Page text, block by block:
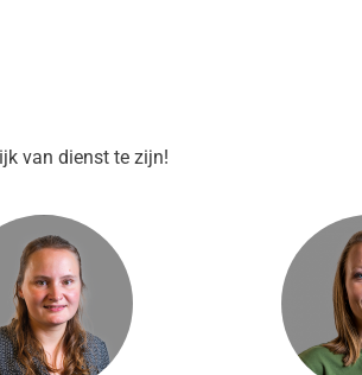
van dienst te zijn!